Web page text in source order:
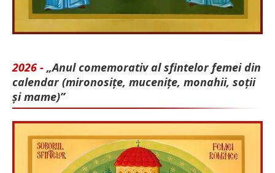
2026 - „Anul comemorativ al sfintelor femei din
calendar (mironosițe, mu­cenițe, monahii, soții
și mame)”